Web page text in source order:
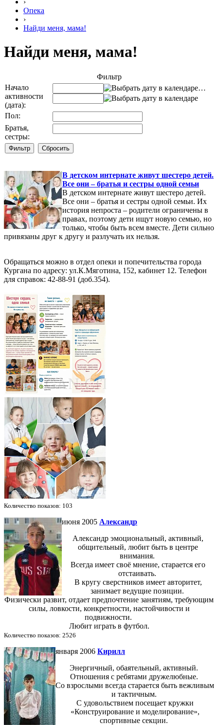
›
Опека
›
Найди меня, мама!
Найди меня, мама!
Фильтр
Начало
активности
(дата):
…
Пол:
Братья,
сестры:
В детском интернате живут шестеро детей.
Все они – братья и сестры одной семьи
В детском интернате живут шестеро детей.
Все они – братья и сестры одной семьи. Их
история непроста – родители ограничены в
правах, поэтому дети ищут новую семью, но
только, чтобы быть всем вместе. Дети сильно
привязаны друг к другу и разлучать их нельзя.
Обращаться можно в отдел опеки и попечительства города
Кургана по адресу: ул.К.Мяготина, 152, кабинет 12. Телефон
для справок: 42-88-91 (доб.354).
Количество показов: 103
июня 2005 Александр
Александр эмоциональный, активный,
общительный, любит быть в центре
внимания.
Всегда имеет своё мнение, старается его
отстаивать.
В кругу сверстников имеет авторитет,
занимает ведущие позиции.
Физически развит, отдает предпочтение занятиям, требующим
силы, ловкости, конкретности, настойчивости и
подвижности.
Любит играть в футбол.
Количество показов: 2526
января 2006 Кирилл
Энергичный, обаятельный, активный.
Отношения с ребятами дружелюбные.
Со взрослыми всегда старается быть вежливым
и тактичным.
С удовольствием посещает кружки
«Конструирование и моделирование»,
спортивные секции.